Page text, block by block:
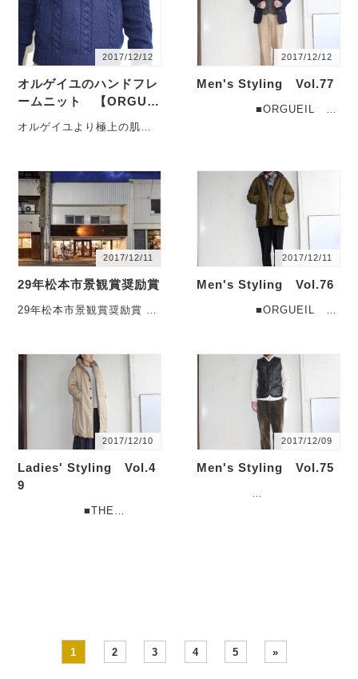
2017/12/12
オルゲイユのハンドフレ
ームニット 【ORGUEI
L / Cable Knit OR-409
2 / Men's】
オルゲイユより極上の肌触
だわった・・・
2017/12/12
Men's Styling Vol.77
2017/12/11
29年松本市景観賞奨励賞
29年松本市景観賞奨励賞
D・・・
2017/12/11
Men's Styling Vol.76
2017/12/10
Ladies' Styling Vol.4
9
2017/12/09
Men's Styling Vol.75
1 2 3 4 5 »